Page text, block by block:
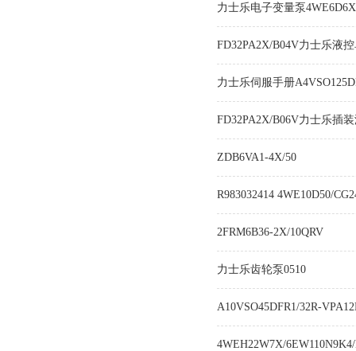
力士乐电子变量泵
FD32PA2X/B04V力士乐液
力士乐伺服手册
FD32PA2X/B06V力士乐插
ZDB6VA1-4X/50
R983032414 4WE10D50/
2FRM6B36-2X/10QRV
力士乐齿轮泵0510
A10VSO45DFR1/32R-
4WEH22W7X/